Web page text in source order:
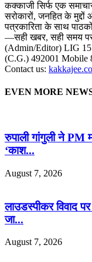
कक्काजी सिर्फ एक
सरोकारों, जनहित के मुद्दों
पत्रकारिता के साथ
—सही खबर, सही समय
(Admin/Editor) LIG 15
(C.G.) 492001 Mobile
Contact us:
EVEN MORE
रुपाली गांगुली ने PM
‘काश...
August 7, 2026
लाउडस्पीकर विवाद
जा...
August 7, 2026